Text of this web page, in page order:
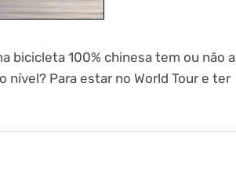
bicicleta 100% chinesa tem ou não a
nível? Para estar no World Tour e ter